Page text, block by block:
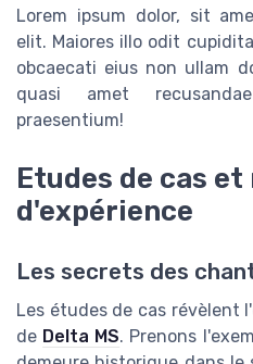
Lorem ipsum dolor, sit
elit. Maiores illo odit
obcaecati eius non ullam
quasi amet
praesentium!
Etudes de cas
d'expérience
Les secrets des
Les études de cas révèlent
de Delta MS. Prenons